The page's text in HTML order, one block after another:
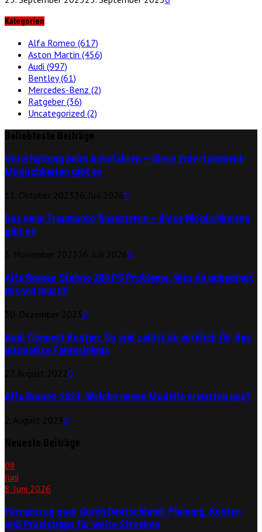
Kategorien
Alfa Romeo (617)
Aston Martin (456)
Audi (997)
Bentley(61)
Mercedes-Benz (2)
Ratgeber (36)
Uncategorized (2)
Unterhaltung beim Autofahren – diese Entertainment-
Möglichkeiten gibt es
0
Das neue Traumauto finanzieren – diese Möglichkeiten
gibt es
0
Alfa Romeo Stelvio 280 PS Probleme: Was du unbedingt
wissen musst!
0
Audi Connect Kosten: So viel zahlst du wirklich für das
ultimative Fahrerlebnis
0
Alfa Romeo 2024: Welche neuen Modelle erwarten uns?
0
08
Juni
8. Juni 2026
Fernumzug quer durch Deutschland: Planung, Kosten
und Praxistipps für weite Strecken